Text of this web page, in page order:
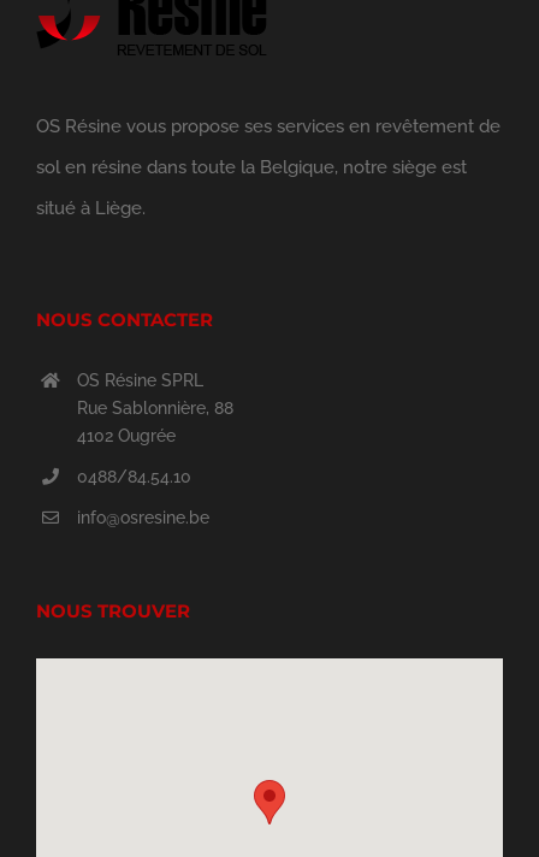
OS Résine vous propose ses services en revêtement de
sol en résine dans toute la Belgique, notre siège est
situé à Liège.
NOUS CONTACTER
OS Résine SPRL
Rue Sablonnière, 88
4102 Ougrée
0488/84.54.10
info@osresine.be
NOUS TROUVER